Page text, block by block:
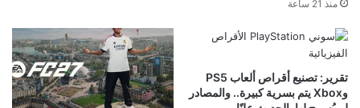
منذ 21 ساعة
تقرير: تصنيع أقراص ألعاب PS5
وXbox يتم بسرية كبيرة.. والمصادر